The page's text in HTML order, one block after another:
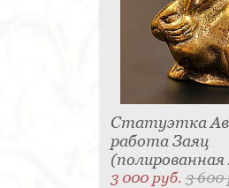
Статуэтка
работа Заяц
3 000 руб.3 600